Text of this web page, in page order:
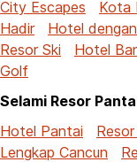
City Escapes
Kota
Hadir
Hotel
Resor Ski
Hotel
Golf
Selami Resor
Hotel Pantai
Lengkap Cancun